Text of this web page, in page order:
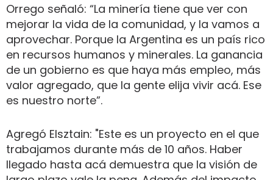
Orrego señaló: “La minería tiene que ver con
mejorar la vida de la comunidad, y la vamos a
aprovechar. Porque la Argentina es un país rico
en recursos humanos y minerales. La ganancia
de un gobierno es que haya más empleo, más
valor agregado, que la gente elija vivir acá. Ese
es nuestro norte”.
Agregó Elsztain: "Este es un proyecto en el que
trabajamos durante más de 10 años. Haber
llegado hasta acá demuestra que la visión de